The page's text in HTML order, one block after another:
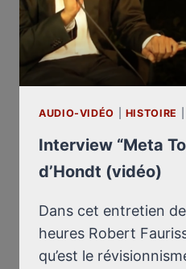
AUDIO-VIDÉO HISTOIRE
Interview “Meta
d’Hondt (vidéo)
Dans cet entretien
heures Robert
qu’est le